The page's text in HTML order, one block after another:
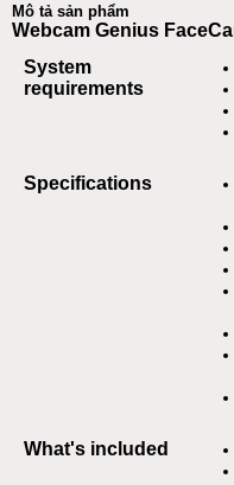
Mô tả sản phẩm
Webcam Genius
System
requirements
Specifications
What's included